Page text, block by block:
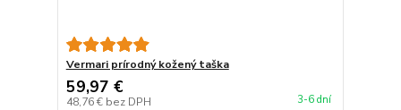
Vermari prírodný kožený taška
59,97 €
48,76 € bez DPH 3-6 dní